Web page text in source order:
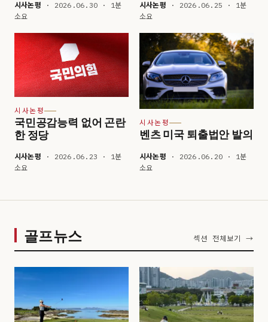
시사논평 · 2026.06.30 · 1분
소요
시사논평 · 2026.06.25 · 1분
소요
시사논평
국민공감능력 없어 곤란
한 정당
시사논평 · 2026.06.23 · 1분
소요
시사논평
벤츠 미국 퇴출법안 발의
시사논평 · 2026.06.20 · 1분
소요
골프뉴스 섹션 전체보기 →